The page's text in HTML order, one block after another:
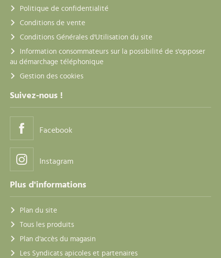
Politique de confidentialité
Conditions de vente
Conditions Générales d'Utilisation du site
Information consommateurs sur la possibilité de s'opposer
au démarchage téléphonique
Gestion des cookies
Suivez-nous !
Facebook
Instagram
Plus d'informations
Plan du site
Tous les produits
Plan d'accès du magasin
Les Syndicats apicoles et partenaires